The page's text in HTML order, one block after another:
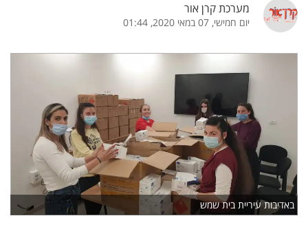
מערכת קרן אור
יום חמישי, 07 במאי 2020, 01:44
באדיבות עיריית בית שמש